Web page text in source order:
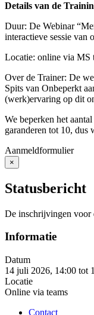
Details van de
Duur: De Webinar
interactieve sessie van
Locatie: online via MS
Over de Trainer: De
Spits van Onbeperkt
(werk)ervaring op dit
We beperken het
garanderen tot 10, dus
Aanmeldformulier
×
Close
Statusbericht
De inschrijvingen voor
Informatie
Datum
14 juli 2026, 14:00 tot
Locatie
Online via teams
Contact